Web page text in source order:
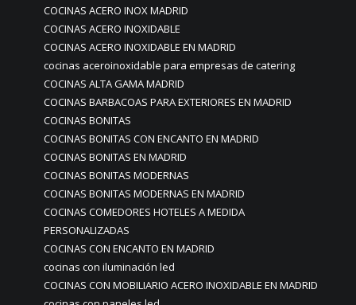
COCINAS ACERO INOX MADRID
COCINAS ACERO INOXIDABLE
COCINAS ACERO INOXIDABLE EN MADRID
cocinas aceroinoxidable para empresas de catering
COCINAS ALTA GAMA MADRID
COCINAS BARBACOAS PARA EXTERIORES EN MADRID
COCINAS BONITAS
COCINAS BONITAS CON ENCANTO EN MADRID
COCINAS BONITAS EN MADRID
COCINAS BONITAS MODERNAS
COCINAS BONITAS MODERNAS EN MADRID
COCINAS COMEDORES HOTELES A MEDIDA
PERSONALIZADAS
COCINAS CON ENCANTO EN MADRID
cocinas con iluminación led
COCINAS CON MOBILIARIO ACERO INOXIDABLE EN MADRID